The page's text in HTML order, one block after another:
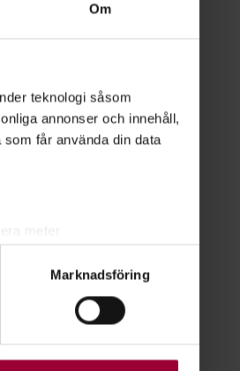
Om
teknologi såsom
annonser och innehåll,
får använda din data
. Du kan ändra
Vissa kakor är
Marknadsföring